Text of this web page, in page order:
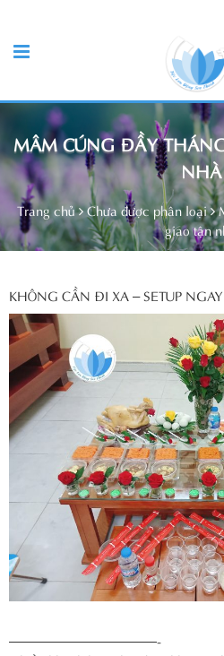
MÂM CÚNG ĐẦY
NHÀ
Trang chủ Chưa được phân loại
giao tận
KHÔNG CẦN ĐI XA – SETUP
———————————-